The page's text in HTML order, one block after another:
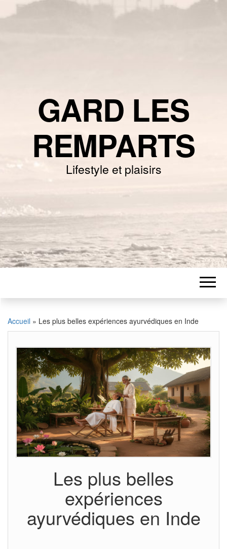
GARD LES
REMPARTS
Lifestyle et plaisirs
Accueil » Les plus belles expériences ayurvédiques en Inde
Les plus belles
expériences
ayurvédiques en Inde